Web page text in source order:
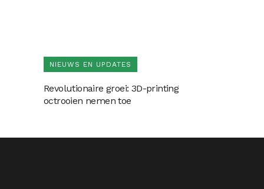
NIEUWS EN UPDATES
Revolutionaire groei: 3D-printing
octrooien nemen toe